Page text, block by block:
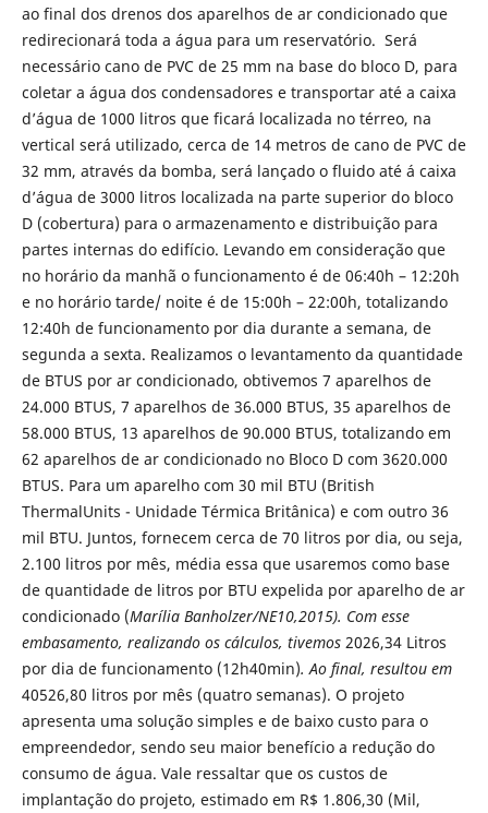
ao final dos drenos dos aparelhos de ar condicionado que
redirecionará toda a água para um reservatório. Será
necessário cano de PVC de 25 mm na base do bloco D, para
coletar a água dos condensadores e transportar até a caixa
d’água de 1000 litros que ficará localizada no térreo, na
vertical será utilizado, cerca de 14 metros de cano de PVC de
32 mm, através da bomba, será lançado o fluido até á caixa
d’água de 3000 litros localizada na parte superior do bloco
D (cobertura) para o armazenamento e distribuição para
partes internas do edifício. Levando em consideração que
no horário da manhã o funcionamento é de 06:40h – 12:20h
e no horário tarde/ noite é de 15:00h – 22:00h, totalizando
12:40h de funcionamento por dia durante a semana, de
segunda a sexta. Realizamos o levantamento da quantidade
de BTUS por ar condicionado, obtivemos 7 aparelhos de
24.000 BTUS, 7 aparelhos de 36.000 BTUS, 35 aparelhos de
58.000 BTUS, 13 aparelhos de 90.000 BTUS, totalizando em
62 aparelhos de ar condicionado no Bloco D com 3620.000
BTUS. Para um aparelho com 30 mil BTU (British
ThermalUnits - Unidade Térmica Britânica) e com outro 36
mil BTU. Juntos, fornecem cerca de 70 litros por dia, ou seja,
2.100 litros por mês, média essa que usaremos como base
de quantidade de litros por BTU expelida por aparelho de ar
condicionado (Marília Banholzer/NE10,2015). Com esse
embasamento, realizando os cálculos, tivemos 2026,34 Litros
por dia de funcionamento (12h40min). Ao final, resultou em
40526,80 litros por mês (quatro semanas). O projeto
apresenta uma solução simples e de baixo custo para o
empreendedor, sendo seu maior benefício a redução do
consumo de água. Vale ressaltar que os custos de
implantação do projeto, estimado em R$ 1.806,30 (Mil,